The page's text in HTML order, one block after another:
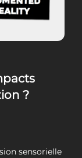
?
sensorielle